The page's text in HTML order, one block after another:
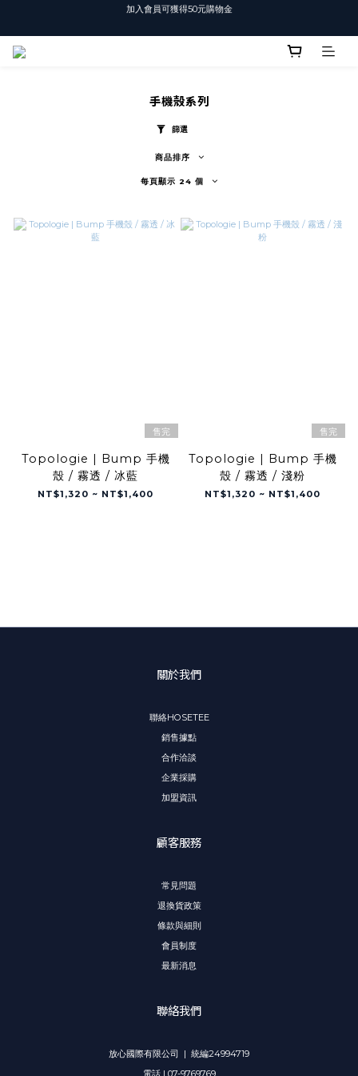
加入會員可獲得50元購物金
手機殼系列
篩選
商品排序
每頁顯示 24 個
售完
Topologie | Bump 手機
殼 / 霧透 / 冰藍
NT$1,320 ~ NT$1,400
售完
Topologie | Bump 手機
殼 / 霧透 / 淺粉
NT$1,320 ~ NT$1,400
關於我們
聯絡HOSETEE
銷售據點
合作洽談
企業採購
加盟資訊
顧客服務
常見問題
退換貨政策
條款與細則
會員制度
最新消息
聯絡我們
放心國際有限公司 | 統編24994719
電話 | 07-9769769